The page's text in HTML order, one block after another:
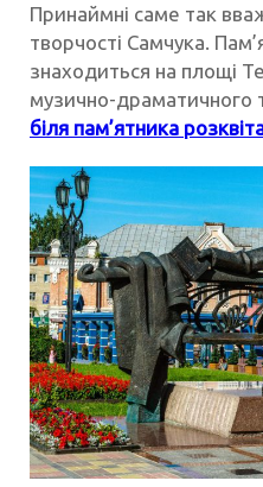
Принаймні саме так
творчості Самчука.
знаходиться на площі
музично-драматичного
біля пам’ятника